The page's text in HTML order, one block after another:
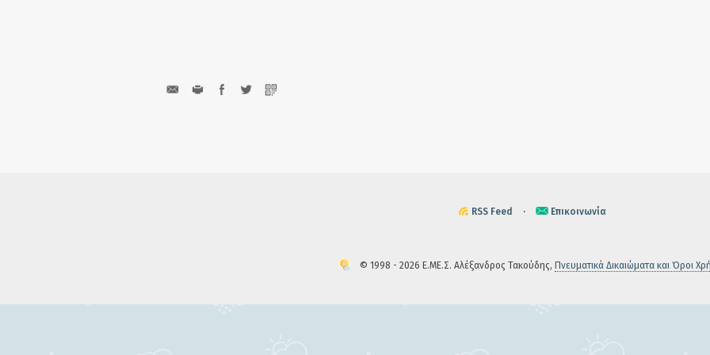
RSS Feed · Επικοινωνία
© 1998 - 2026 Ε.ΜΕ.Σ. Αλέξανδρος Τακούδης, Πνευματικά Δικαιώματα και Όροι